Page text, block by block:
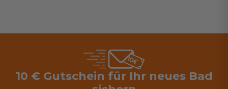
10 € Gutschein für Ihr neues Bad